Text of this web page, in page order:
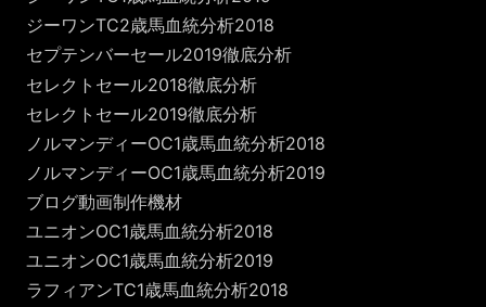
ジーワンTC2歳馬血統分析2018
セプテンバーセール2019徹底分析
セレクトセール2018徹底分析
セレクトセール2019徹底分析
ノルマンディーOC1歳馬血統分析2018
ノルマンディーOC1歳馬血統分析2019
ブログ動画制作機材
ユニオンOC1歳馬血統分析2018
ユニオンOC1歳馬血統分析2019
ラフィアンTC1歳馬血統分析2018